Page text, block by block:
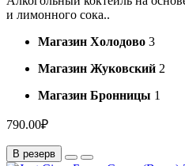
и лимонного сока..
Магазин Холодово 3
Магазин Жуковский 2
Магазин Бронницы 1
790.00₽
В резерв